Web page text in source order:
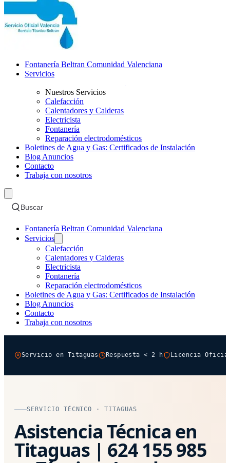
Fontanería Beltran Comunidad Valenciana
Servicios
Nuestros Servicios
Calefacción
Calentadores y Calderas
Electricista
Fontanería
Reparación electrodomésticos
Boletines de Agua y Gas: Certificados de Instalación
Blog Anuncios
Contacto
Trabaja con nosotros
Buscar
Fontanería Beltran Comunidad Valenciana
Servicios
Calefacción
Calentadores y Calderas
Electricista
Fontanería
Reparación electrodomésticos
Boletines de Agua y Gas: Certificados de Instalación
Blog Anuncios
Contacto
Trabaja con nosotros
Servicio en Titaguas Respuesta < 2 h Licencia
SERVICIO TÉCNICO · TITAGUAS
Asistencia Técnica en
Titaguas | 624 155 985